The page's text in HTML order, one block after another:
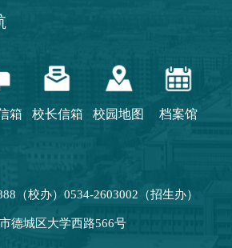
箱 校长信箱 校园地图 档案馆
（校办）0534-2603002（招生办）
德城区大学西路566号